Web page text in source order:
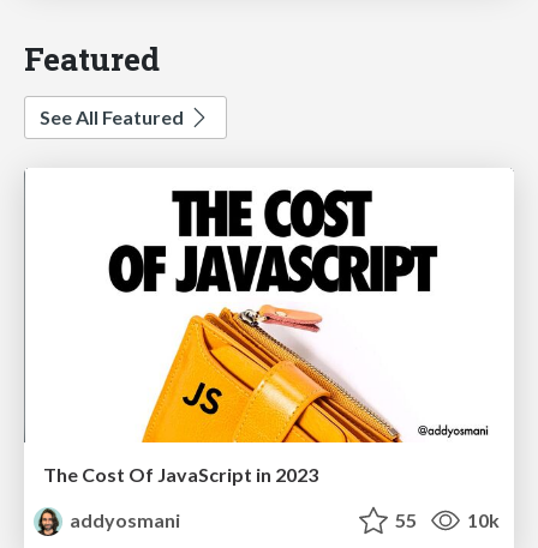
Featured
See All Featured
The Cost Of JavaScript in 2023
addyosmani
55 10k